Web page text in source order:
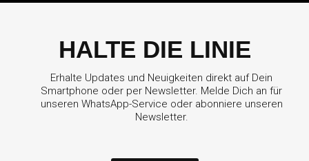
HALTE DIE LINIE
Erhalte Updates und Neuigkeiten direkt auf Dein
Smartphone oder per Newsletter. Melde Dich an für
unseren WhatsApp-Service oder abonniere unseren
Newsletter.